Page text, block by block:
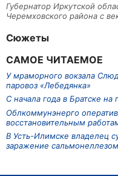
Губернатор Иркутской
Черемховского района с
Сюжеты
САМОЕ ЧИТАЕМОЕ
У мраморного вокзала
паровоз «Лебедянка»
С начала года в Братске
Облкоммунэнерго
восстановительным
В Усть-Илимске владелец
заражение сальмонеллезом